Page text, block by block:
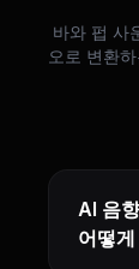
바와 펍 사
오로 변환
AI 음
어떻